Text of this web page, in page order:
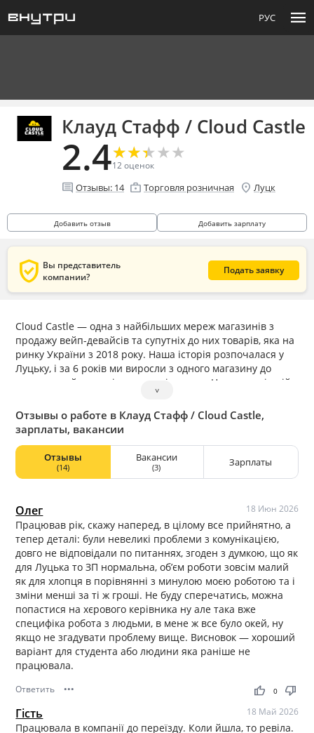
РУС menu
Клауд Стафф / Cloud Castle
2.4★
★★
★★
★★
★★
★
12оценок
comment Отзывы: 14 enterprise Торговля розничная location_on Луцк
Добавить отзыв Добавить зарплату
verified_user Вы представитель
компании?
Подать заявку
Cloud Castle — одна з найбільших мереж магазинів з
продажу вейп-девайсів та супутніх до них товарів, яка на
ринку України з 2018 року. Наша історія розпочалася у
Луцьку, і за 6 років ми виросли з одного магазину до
одного з найпотужніших гравців ринку. На сьогоднішній
день ми представлені у чотирьох областях України і
налічуємо більше ніж 50 магазинів.
Наша основна ціль: Допомогти нікотинозалежним людям
зменшити шкоду від пагубної звички. За декілька років
ми зрозуміли, що займаємося своєю справою і робимо
корисні речі. Ми ні в якому разі не ставимо перед собою
ціль бути першими чи найкращими. Ми якісно робимо
бачимо.
˅
Отзывы о работе в Клауд Стафф / Cloud Castle,
зарплаты, вакансии
Отзывы
(14)
Вакансии
(3) Зарплаты
Олег 18 Июн 2026
Працював рік, скажу наперед, в цілому все прийнятно, а
тепер деталі: були невеликі проблеми з комунікацією,
довго не відповідали по питаннях, згоден з думкою, що як
для Луцька то ЗП нормальна, об’єм роботи зовсім малий
як для хлопця в порівнянні з минулою моєю роботою та і
зміни менші за ті ж гроші. Не буду сперечатись, можна
попастися на хєрового керівника ну але така вже
специфіка робота з людьми, в мене ж все було окей, ну
якщо не згадувати проблему вище. Висновок — хороший
варіант для студента або людини яка раніше не
працювала.
Ответить ••• thumb_up thumb_down
0
Гість 18 Май 2026
Працювала в компанії до переїзду. Коли йшла, то ревіла.